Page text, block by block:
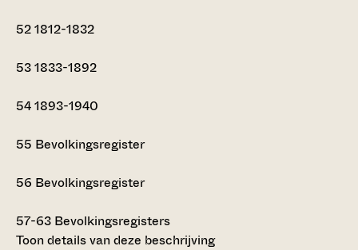
521812-1832
531833-1892
541893-1940
55 Bevolkingsregister
56 Bevolkingsregister
57-63 Bevolkingsregisters
Toon details van deze beschrijving